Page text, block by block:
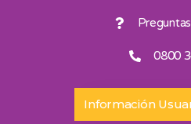
0800
Información